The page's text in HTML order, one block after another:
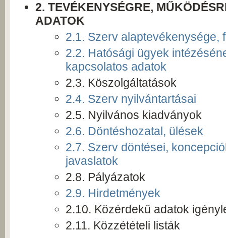
2. TEVÉKENYSÉGRE,
ADATOK
​2.1. Szerv alaptevékenysége,
2.2. Hatósági ügyek
kapcsolatos adatok
2.3. Köszolgáltatások
2.4. Szerv nyilvántartásai
2.5. Nyilvános kiadványok
2.6. Döntéshozatal, ülések
2.7. Szerv döntései,
javaslatok
2.8. Pályázatok
2.9. Hirdetmények
2.10. Közérdekű adatok
2.11. Közzétételi listák